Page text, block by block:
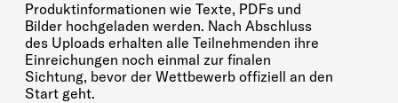
Produktinformationen wie Texte, PDFs und
Bilder hochgeladen werden. Nach Abschluss
des Uploads erhalten alle Teilnehmenden ihre
Einreichungen noch einmal zur finalen
Sichtung, bevor der Wettbewerb offiziell an den
Start geht.